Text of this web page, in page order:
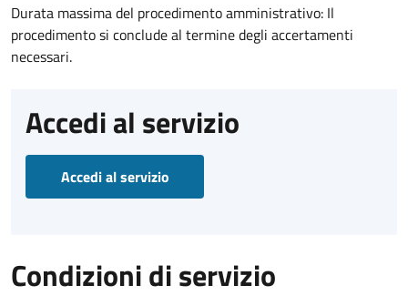
Durata massima del procedimento amministrativo: Il
procedimento si conclude al termine degli accertamenti
necessari.
Accedi al servizio
Accedi al servizio
Condizioni di servizio